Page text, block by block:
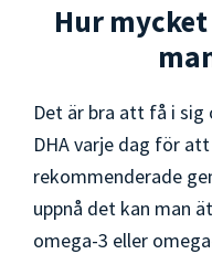
Hur
Det är bra att få i sig
DHA varje dag för
rekommenderade
uppnå det kan man
omega-3 eller